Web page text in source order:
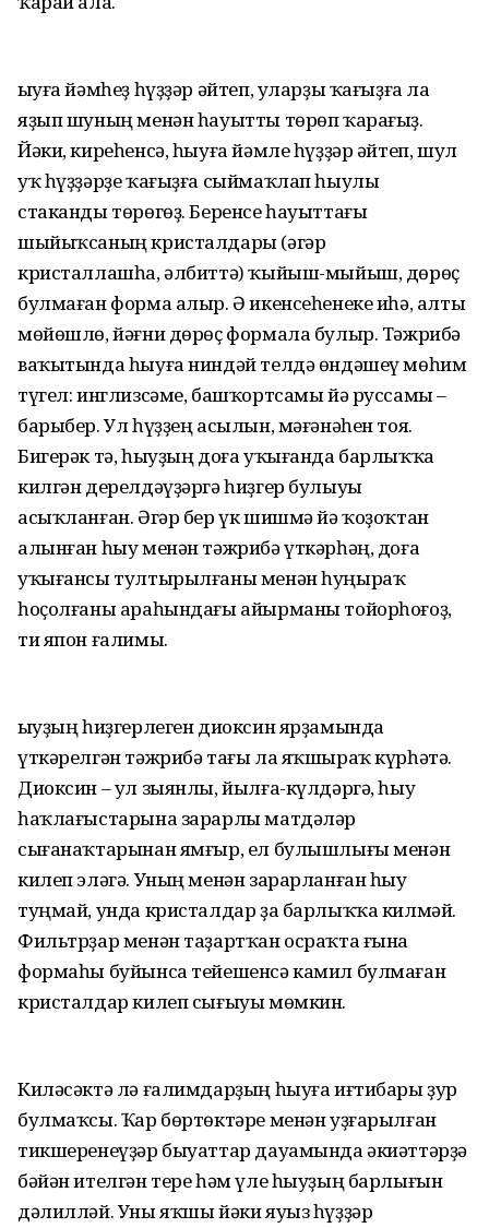
Һыуға йәмһеҙ һүҙҙәр әйтеп, уларҙы ҡағыҙға ла
яҙып шуның менән һауытты төрөп ҡарағыҙ.
Йәки, киреһенсә, һыуға йәмле һүҙҙәр әйтеп, шул
уҡ һүҙҙәрҙе ҡағыҙға сыймаҡлап һыулы
стаканды төрөгөҙ. Беренсе һауыттағы
шыйыҡсаның кристалдары (әгәр
кристаллашһа, әлбиттә) ҡыйыш-мыйыш, дөрөҫ
булмаған форма алыр. Ә икенсеһенеке иһә, алты
мөйөшлө, йәғни дөрөҫ формала булыр. Тәжрибә
ваҡытында һыуға ниндәй телдә өндәшеү мөһим
түгел: инглизсәме, башҡортсамы йә руссамы –
барыбер. Ул һүҙҙең асылын, мәғәнәһен тоя.
Бигерәк тә, һыуҙың доға уҡығанда барлыҡҡа
килгән дерелдәүҙәргә һиҙгер булыуы
асыҡланған. Әгәр бер үк шишмә йә ҡоҙоҡтан
алынған һыу менән тәжрибә үткәрһәң, доға
уҡығансы тултырылғаны менән һуңыраҡ
һоҫолғаны араһындағы айырманы тойорһоғоҙ,
ти япон ғалимы.
Һыуҙың һиҙгерлеген диоксин ярҙамында
үткәрелгән тәжрибә тағы ла яҡшыраҡ күрһәтә.
Диоксин – ул зыянлы, йылға-күлдәргә, һыу
һаҡлағыстарына зарарлы матдәләр
сығанаҡтарынан ямғыр, ел булышлығы менән
килеп эләгә. Уның менән зарарланған һыу
туңмай, унда кристалдар ҙа барлыҡҡа килмәй.
Фильтрҙар менән таҙартҡан осраҡта ғына
формаһы буйынса тейешенсә камил булмаған
кристалдар килеп сығыуы мөмкин.
Киләсәктә лә ғалимдарҙың һыуға иғтибары ҙур
булмаҡсы. Ҡар бөртөктәре менән уҙғарылған
тикшеренеүҙәр быуаттар дауамында әкиәттәрҙә
бәйән ителгән тере һәм үле һыуҙың барлығын
дәлилләй. Уны яҡшы йәки яуыз һүҙҙәр